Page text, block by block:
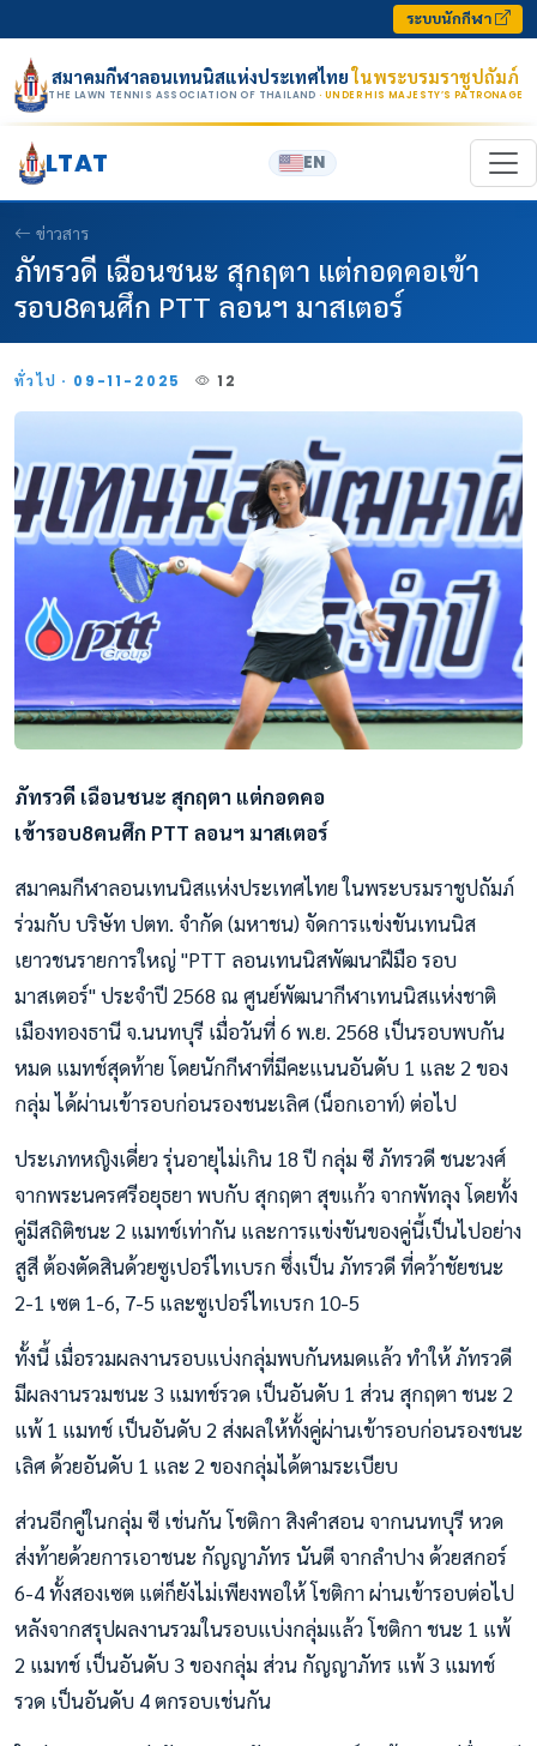
ระบบนักกีฬา
สมาคมกีฬาลอนเทนนิสแห่งประเทศไทยในพระบรมราชูปถัมภ์
THE LAWN TENNIS ASSOCIATION OF THAILAND · UNDER HIS MAJESTY’S PATRONAGE
LTAT EN
ข่าวสาร
ภัทรวดี เฉือนชนะ สุกฤตา แต่กอดคอเข้า
รอบ8คนศึก PTT ลอนฯ มาสเตอร์
ทั่วไป · 09-11-2025 12
ภัทรวดี เฉือนชนะ สุกฤตา แต่กอดคอ
เข้ารอบ8คนศึก PTT ลอนฯ มาสเตอร์
สมาคมกีฬาลอนเทนนิสแห่งประเทศไทย ในพระบรมราชูปถัมภ์
ร่วมกับ บริษัท ปตท. จำกัด (มหาชน) จัดการแข่งขันเทนนิส
เยาวชนรายการใหญ่ "PTT ลอนเทนนิสพัฒนาฝีมือ รอบ
มาสเตอร์" ประจำปี 2568 ณ ศูนย์พัฒนากีฬาเทนนิสแห่งชาติ
เมืองทองธานี จ.นนทบุรี เมื่อวันที่ 6 พ.ย. 2568 เป็นรอบพบกัน
หมด แมทช์สุดท้าย โดยนักกีฬาที่มีคะแนนอันดับ 1 และ 2 ของ
กลุ่ม ได้ผ่านเข้ารอบก่อนรองชนะเลิศ (น็อกเอาท์) ต่อไป
ประเภทหญิงเดี่ยว รุ่นอายุไม่เกิน 18 ปี กลุ่ม ซี ภัทรวดี ชนะวงศ์
จากพระนครศรีอยุธยา พบกับ สุกฤตา สุขแก้ว จากพัทลุง โดยทั้ง
คู่มีสถิติชนะ 2 แมทช์เท่ากัน และการแข่งขันของคู่นี้เป็นไปอย่าง
สูสี ต้องตัดสินด้วยซูเปอร์ไทเบรก ซึ่งเป็น ภัทรวดี ที่คว้าชัยชนะ
2-1 เซต 1-6, 7-5 และซูเปอร์ไทเบรก 10-5
ทั้งนี้ เมื่อรวมผลงานรอบแบ่งกลุ่มพบกันหมดแล้ว ทำให้ ภัทรวดี
มีผลงานรวมชนะ 3 แมทช์รวด เป็นอันดับ 1 ส่วน สุกฤตา ชนะ 2
แพ้ 1 แมทช์ เป็นอันดับ 2 ส่งผลให้ทั้งคู่ผ่านเข้ารอบก่อนรองชนะ
เลิศ ด้วยอันดับ 1 และ 2 ของกลุ่มได้ตามระเบียบ
ส่วนอีกคู่ในกลุ่ม ซี เช่นกัน โชติกา สิงคำสอน จากนนทบุรี หวด
ส่งท้ายด้วยการเอาชนะ กัญญาภัทร นันตี จากลำปาง ด้วยสกอร์
6-4 ทั้งสองเซต แต่ก็ยังไม่เพียงพอให้ โชติกา ผ่านเข้ารอบต่อไป
หลังจากสรุปผลงานรวมในรอบแบ่งกลุ่มแล้ว โชติกา ชนะ 1 แพ้
2 แมทช์ เป็นอันดับ 3 ของกลุ่ม ส่วน กัญญาภัทร แพ้ 3 แมทช์
รวด เป็นอันดับ 4 ตกรอบเช่นกัน